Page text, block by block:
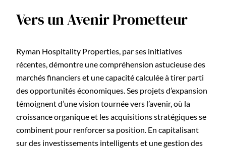
Vers un Avenir Prometteur
Ryman Hospitality Properties, par ses initiatives
récentes, démontre une compréhension astucieuse des
marchés financiers et une capacité calculée à tirer parti
des opportunités économiques. Ses projets d’expansion
témoignent d’une vision tournée vers l’avenir, où la
croissance organique et les acquisitions stratégiques se
combinent pour renforcer sa position. En capitalisant
sur des investissements intelligents et une gestion des